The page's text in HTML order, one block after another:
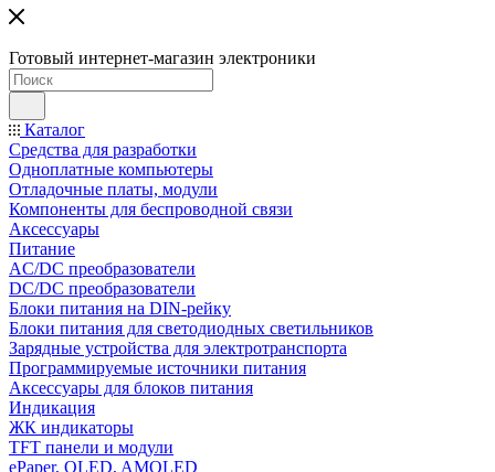
Готовый интернет-магазин электроники
Каталог
Средства для разработки
Одноплатные компьютеры
Отладочные платы, модули
Компоненты для беспроводной связи
Аксессуары
Питание
AC/DC преобразователи
DC/DC преобразователи
Блоки питания на DIN-рейку
Блоки питания для светодиодных светильников
Зарядные устройства для электротранспорта
Программируемые источники питания
Аксессуары для блоков питания
Индикация
ЖК индикаторы
TFT панели и модули
ePaper, OLED, AMOLED